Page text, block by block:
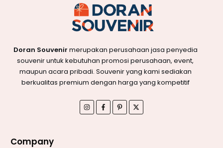
Doran Souvenir merupakan perusahaan jasa penyedia
souvenir untuk kebutuhan promosi perusahaan, event,
maupun acara pribadi. Souvenir yang kami sediakan
berkualitas premium dengan harga yang kompetitif
Company